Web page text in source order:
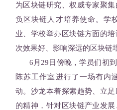
为区块链研究、权威专家聚
负区块链人才培养使命。学
业、学校举办区块链方面的
次效果好、影响深远的区块链
6月29日傍晚，学员们初
陈苏工作室进行了一场有内
动。沙龙本着探索趋势、立
的精神，针对区块链产业发